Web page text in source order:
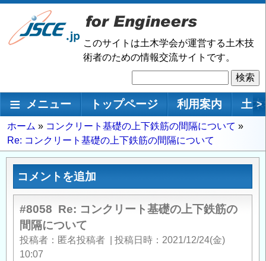
メ
ン
移
動
このサイトは土木学会が運営する土木技
術者のための情報交流サイトです。
索
メインナビゲーション
メニュー トップページ 利用案内 土 >
パ
ン
く
ホーム
コンクリート基礎の上下鉄筋の間隔について
Re: コンクリート基礎の上下鉄筋の間隔について
コメントを追加
#8058 Re: コンクリート基礎の上下鉄筋の
間隔について
投稿者 匿名投稿者 投稿日時
2021/12/24(金)
10:07